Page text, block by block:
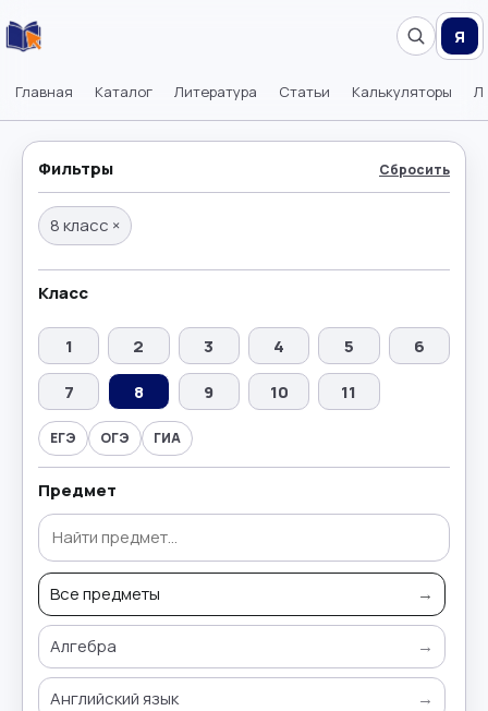
Главная Каталог Литература Статьи Калькуляторы
Я
Фильтры Сбросить
8 класс ×
Класс
1 2 3 4 5
6
7
8 9 10 11
ЕГЭ ОГЭ ГИА
Предмет
Все предметы →
Алгебра →
Английский язык →